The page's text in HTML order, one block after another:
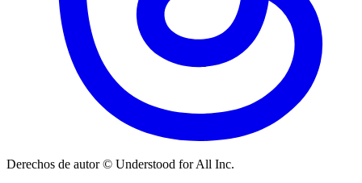
Derechos de autor © Understood for All Inc.